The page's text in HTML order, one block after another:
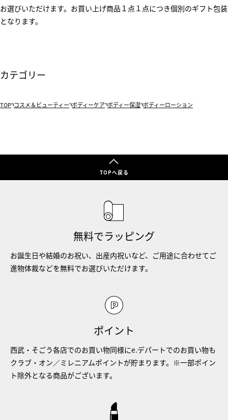
お選びいただけます。お買い上げ商品１点１点につき個別のギフト包装
となります。
カテゴリー
TOP コスメ＆ビューティー ボディーケア ボディー保湿 ボディーローション
TOPへ戻る
無料でラッピング
お誕生日や結婚のお祝い、出産内祝いなど、ご用途に合わせてご
進物体裁などを無料でお選びいただけます。
ポイント
西武・そごう各店でのお買い物同様にe.デパートでのお買い物も
クラブ・オン／ミレニアムポイントが貯まります。※一部ポイン
ト除外となる商品がございます。